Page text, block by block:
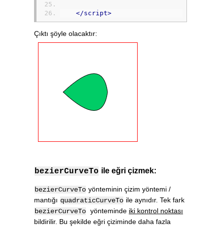
</script>
Çıktı şöyle olacaktır:
bezierCurveTo ile eğri çizmek:
bezierCurveTo yönteminin çizim yöntemi /
mantığı quadraticCurveTo ile aynıdır. Tek fark
bezierCurveTo yönteminde iki kontrol noktası
bildirilir. Bu şekilde eğri çiziminde daha fazla